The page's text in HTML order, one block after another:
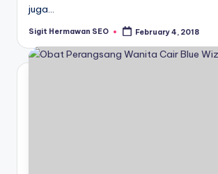
juga…
Posted
Sigit Hermawan SEO February 4, 2018